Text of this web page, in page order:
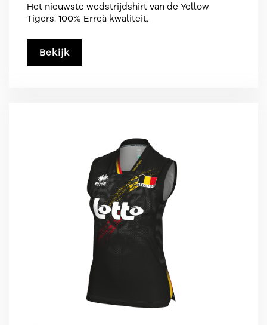
Het nieuwste wedstrijdshirt van de Yellow
Tigers. 100% Erreà kwaliteit.
Bekijk